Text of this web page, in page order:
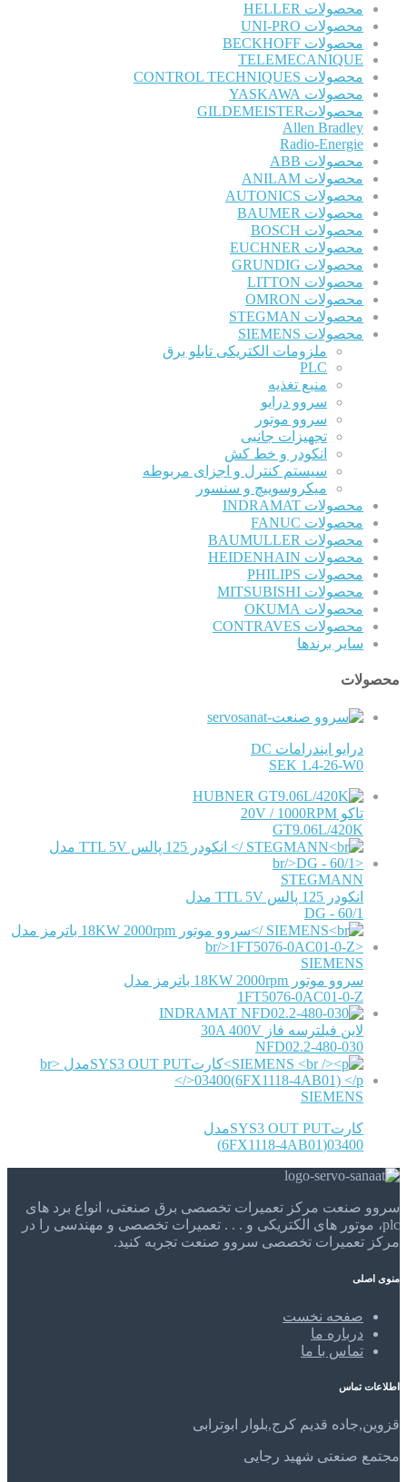
محصولات HELLER
محصولات UNI-PRO
محصولات BECKHOFF
TELEMECANIQUE
محصولات CONTROL TECHNIQUES
محصولات YASKAWA
محصولاتGILDEMEISTER
Allen Bradley
Radio-Energie
محصولات ABB
محصولات ANILAM
محصولات AUTONICS
محصولات BAUMER
محصولات BOSCH
محصولات EUCHNER
محصولات GRUNDIG
محصولات LITTON
محصولات OMRON
محصولات STEGMAN
محصولات SIEMENS
ملزومات الکتریکی تابلو برق
PLC
منبع تغذیه
سروو درایو
سروو موتور
تجهیزات جانبی
انکودر و خط کش
سیستم کنترل و اجزای مربوطه
میکروسوییچ و سنسور
محصولات INDRAMAT
محصولات FANUC
محصولات BAUMULLER
محصولات HEIDENHAIN
محصولات PHILIPS
محصولات MITSUBISHI
محصولات OKUMA
محصولات CONTRAVES
سایر برندها
محصولات
درایو ایندرامات DC
SEK 1.4-26-W0
HUBNER
تاکو 20V / 1000RPM
GT9.06L/420K
STEGMANN
انکودر 125 پالس TTL 5V مدل
DG - 60/1
SIEMENS
سروو موتور 18KW 2000rpm باترمز مدل
1FT5076-0AC01-0-Z
INDRAMAT
لاین فیلترسه فاز 30A 400V
NFD02.2-480-030
SIEMENS
کارتSYS3 OUT PUTمدل
03400(6FX1118-4AB01)
سروو صنعت مرکز تعمیرات تخصصی برق صنعتی، انواع برد های
plc، موتور های الکتریکی و . . . تعمیرات تخصصی و مهندسی را در
مرکز تعمیرات تخصصی سروو صنعت تجربه کنید.
منوی اصلی
صفحه نخست
درباره ما
تماس با ما
اطلاعات تماس
قزوین,جاده قدیم کرج,بلوار ابوترابی
مجتمع صنعتی شهید رجایی